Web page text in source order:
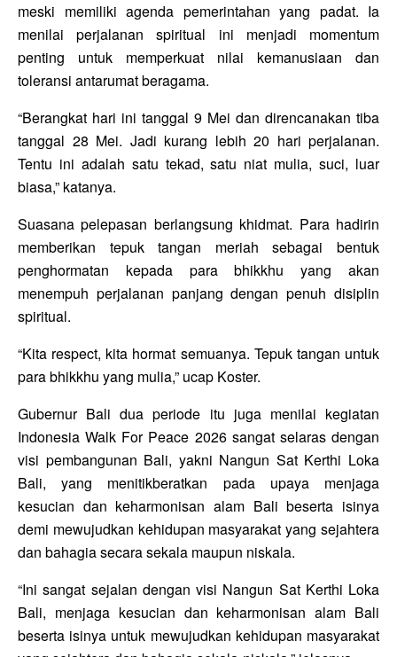
meski memiliki agenda pemerintahan yang padat. Ia
menilai perjalanan spiritual ini menjadi momentum
penting untuk memperkuat nilai kemanusiaan dan
toleransi antarumat beragama.
“Berangkat hari ini tanggal 9 Mei dan direncanakan tiba
tanggal 28 Mei. Jadi kurang lebih 20 hari perjalanan.
Tentu ini adalah satu tekad, satu niat mulia, suci, luar
biasa,” katanya.
Suasana pelepasan berlangsung khidmat. Para hadirin
memberikan tepuk tangan meriah sebagai bentuk
penghormatan kepada para bhikkhu yang akan
menempuh perjalanan panjang dengan penuh disiplin
spiritual.
“Kita respect, kita hormat semuanya. Tepuk tangan untuk
para bhikkhu yang mulia,” ucap Koster.
Gubernur Bali dua periode itu juga menilai kegiatan
Indonesia Walk For Peace 2026sangat selaras dengan
visi pembangunan Bali, yakni Nangun Sat Kerthi Loka
Bali, yang menitikberatkan pada upaya menjaga
kesucian dan keharmonisan alam Bali beserta isinya
demi mewujudkan kehidupan masyarakat yang sejahtera
dan bahagia secara sekala maupun niskala.
“Ini sangat sejalan dengan visi Nangun Sat Kerthi Loka
Bali, menjaga kesucian dan keharmonisan alam Bali
beserta isinya untuk mewujudkan kehidupan masyarakat